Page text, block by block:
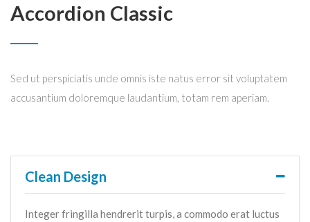
Accordion Classic
Sed ut perspiciatis unde omnis iste natus error sit voluptatem
accusantium doloremque laudantium, totam rem aperiam.
Clean Design
Integer fringilla hendrerit turpis, a commodo erat luctus